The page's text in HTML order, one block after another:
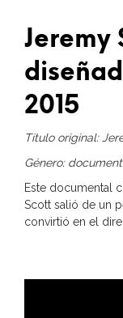
Jeremy
2015
Título original:
Género:
Este documental
Scott salió de un
convirtió en el